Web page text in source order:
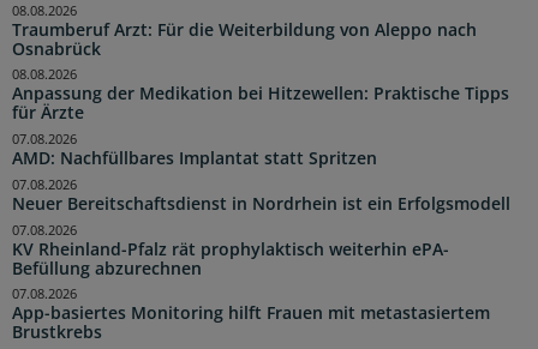
Traumberuf Arzt: Für die Weiterbildung von Aleppo nach
Osnabrück
08.08.2026
Anpassung der Medikation bei Hitzewellen: Praktische Tipps
für Ärzte
08.08.2026
AMD: Nachfüllbares Implantat statt Spritzen
07.08.2026
Neuer Bereitschaftsdienst in Nordrhein ist ein Erfolgsmodell
07.08.2026
KV Rheinland-Pfalz rät prophylaktisch weiterhin ePA-
Befüllung abzurechnen
07.08.2026
App-basiertes Monitoring hilft Frauen mit metastasiertem
Brustkrebs
07.08.2026